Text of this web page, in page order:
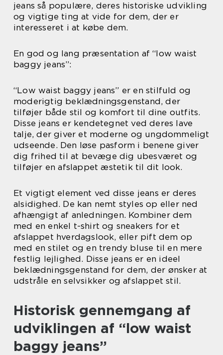
jeans så populære, deres historiske udvikling
og vigtige ting at vide for dem, der er
interesseret i at købe dem.
En god og lang præsentation af “low waist
baggy jeans”:
“Low waist baggy jeans” er en stilfuld og
moderigtig beklædningsgenstand, der
tilføjer både stil og komfort til dine outfits.
Disse jeans er kendetegnet ved deres lave
talje, der giver et moderne og ungdommeligt
udseende. Den løse pasform i benene giver
dig frihed til at bevæge dig ubesværet og
tilføjer en afslappet æstetik til dit look.
Et vigtigt element ved disse jeans er deres
alsidighed. De kan nemt styles op eller ned
afhængigt af anledningen. Kombiner dem
med en enkel t-shirt og sneakers for et
afslappet hverdagslook, eller pift dem op
med en stilet og en trendy bluse til en mere
festlig lejlighed. Disse jeans er en ideel
beklædningsgenstand for dem, der ønsker at
udstråle en selvsikker og afslappet stil.
Historisk gennemgang af
udviklingen af “low waist
baggy jeans”